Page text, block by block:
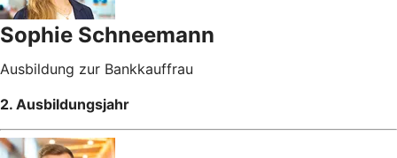
Sophie Schneemann
Ausbildung zur Bankkauffrau
2. Ausbildungsjahr